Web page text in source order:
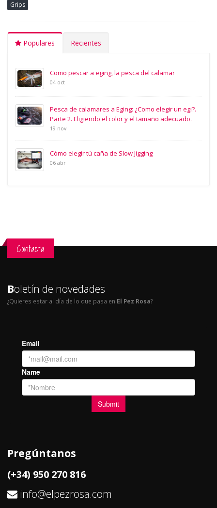
Grips
Populares Recientes
Como pescar a eging, la pesca del calamar
04 oct
Pesca de calamares a Eging: ¿Como elegir un egi?.
Parte 2. Eligiendo el color y el tamaño adecuado.
19 nov
Cómo elegir tú caña de Slow Jigging
06 abr
Contacta
Boletín de novedades
¿Quieres estar al día de lo que pasa en El Pez Rosa?
Pregúntanos
(+34) 950 270 816
info@elpezrosa.com